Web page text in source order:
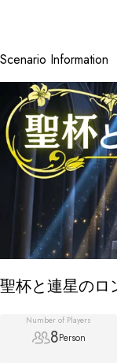
Scenario Information
聖杯と連星のロ
Number of Players
8Person